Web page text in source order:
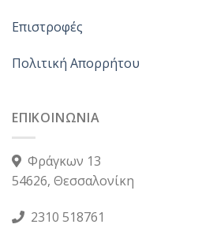
Επιστροφές
Πολιτική Απορρήτου
ΕΠΙΚΟΙΝΩΝΙΑ
Φράγκων 13
54626, Θεσσαλονίκη
2310 518761